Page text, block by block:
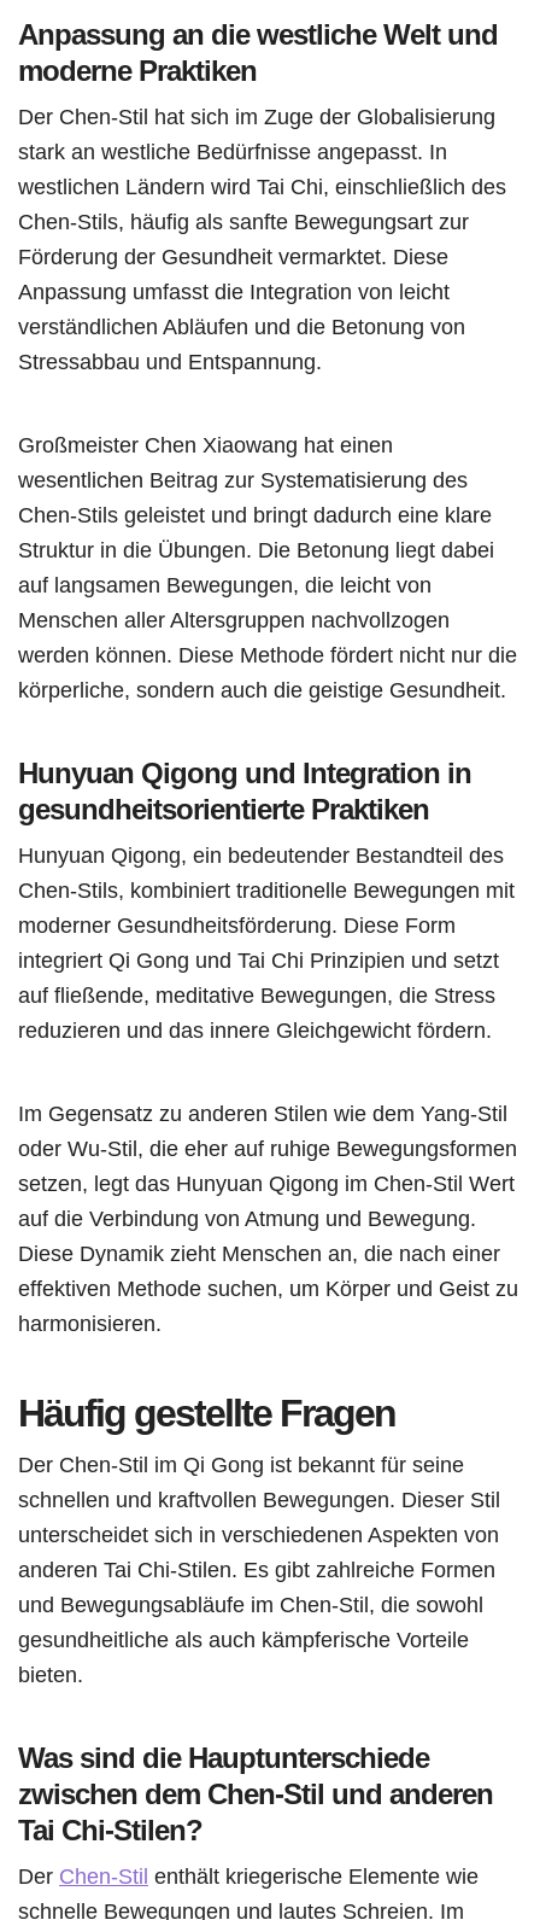
Anpassung an die westliche Welt und
moderne Praktiken
Der Chen-Stil hat sich im Zuge der Globalisierung
stark an westliche Bedürfnisse angepasst. In
westlichen Ländern wird Tai Chi, einschließlich des
Chen-Stils, häufig als sanfte Bewegungsart zur
Förderung der Gesundheit vermarktet. Diese
Anpassung umfasst die Integration von leicht
verständlichen Abläufen und die Betonung von
Stressabbau und Entspannung.
Großmeister Chen Xiaowang hat einen
wesentlichen Beitrag zur Systematisierung des
Chen-Stils geleistet und bringt dadurch eine klare
Struktur in die Übungen. Die Betonung liegt dabei
auf langsamen Bewegungen, die leicht von
Menschen aller Altersgruppen nachvollzogen
werden können. Diese Methode fördert nicht nur die
körperliche, sondern auch die geistige Gesundheit.
Hunyuan Qigong und Integration in
gesundheitsorientierte Praktiken
Hunyuan Qigong, ein bedeutender Bestandteil des
Chen-Stils, kombiniert traditionelle Bewegungen mit
moderner Gesundheitsförderung. Diese Form
integriert Qi Gong und Tai Chi Prinzipien und setzt
auf fließende, meditative Bewegungen, die Stress
reduzieren und das innere Gleichgewicht fördern.
Im Gegensatz zu anderen Stilen wie dem Yang-Stil
oder Wu-Stil, die eher auf ruhige Bewegungsformen
setzen, legt das Hunyuan Qigong im Chen-Stil Wert
auf die Verbindung von Atmung und Bewegung.
Diese Dynamik zieht Menschen an, die nach einer
effektiven Methode suchen, um Körper und Geist zu
harmonisieren.
Häufig gestellte Fragen
Der Chen-Stil im Qi Gong ist bekannt für seine
schnellen und kraftvollen Bewegungen. Dieser Stil
unterscheidet sich in verschiedenen Aspekten von
anderen Tai Chi-Stilen. Es gibt zahlreiche Formen
und Bewegungsabläufe im Chen-Stil, die sowohl
gesundheitliche als auch kämpferische Vorteile
bieten.
Was sind die Hauptunterschiede
zwischen dem Chen-Stil und anderen
Tai Chi-Stilen?
Der Chen-Stil enthält kriegerische Elemente wie
schnelle Bewegungen und lautes Schreien. Im